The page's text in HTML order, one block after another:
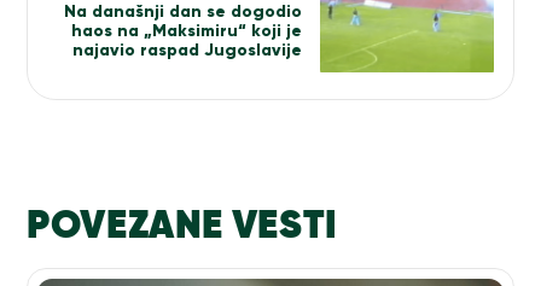
Na današnji dan se dogodio
haos na „Maksimiru“ koji je
najavio raspad Jugoslavije
POVEZANE VESTI